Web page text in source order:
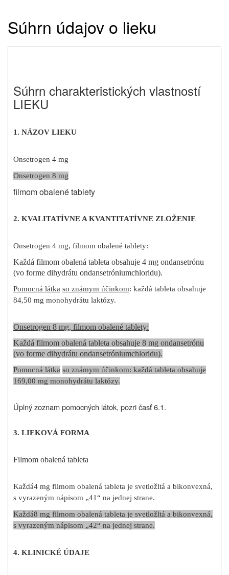
Súhrn údajov o lieku
Súhrn charakteristických vlastností
LIEKU
1. NÁZOV LIEKU
Onsetrogen 4 mg
Onsetrogen 8 mg
filmom obalené tablety
2. KVALITATÍVNE A KVANTITATÍVNE ZLOŽENIE
Onsetrogen 4 mg, filmom obalené tablety:
Každá filmom obalená tableta obsahuje 4 mg ondansetrónu
(vo forme dihydrátu ondansetróniumchloridu).
Pomocná látka so známym účinkom: každá tableta obsahuje
84,50 mg monohydrátu laktózy.
Onsetrogen 8 mg, filmom obalené tablety:
Každá filmom obalená tableta obsahuje 8 mg ondansetrónu
(vo forme dihydrátu ondansetróniumchloridu).
Pomocná látka so známym účinkom: každá tableta obsahuje
169,00 mg monohydrátu laktózy.
Úplný zoznam pomocných látok, pozri časť 6.1.
3. LIEKOVÁ FORMA
Filmom obalená tableta
Každá4 mg filmom obalená tableta je svetložltá a bikonvexná,
s vyrazeným nápisom „41“ na jednej strane.
Každá8 mg filmom obalená tableta je svetložltá a bikonvexná,
s vyrazeným nápisom „42“ na jednej strane.
4. KLINICKÉ ÚDAJE